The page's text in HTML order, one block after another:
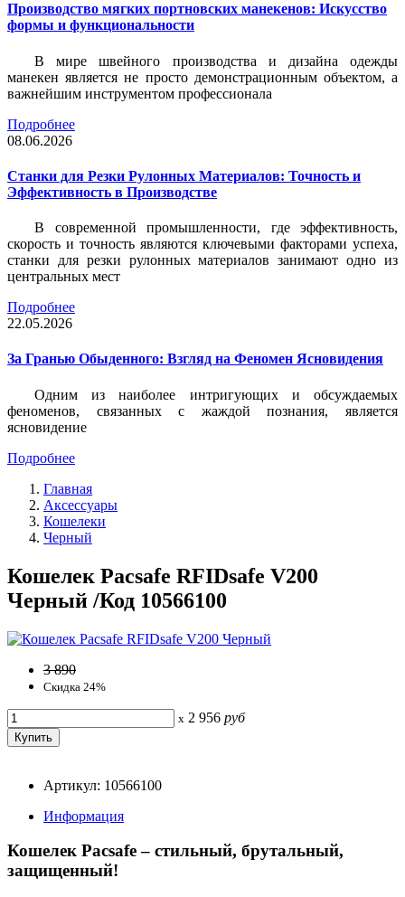
Производство мягких портновских манекенов: Искусство
формы и функциональности
В мире швейного производства и дизайна одежды
манекен является не просто демонстрационным объектом, а
важнейшим инструментом профессионала
Подробнее
08.06.2026
Станки для Резки Рулонных Материалов: Точность и
Эффективность в Производстве
В современной промышленности, где эффективность,
скорость и точность являются ключевыми факторами успеха,
станки для резки рулонных материалов занимают одно из
центральных мест
Подробнее
22.05.2026
За Гранью Обыденного: Взгляд на Феномен Ясновидения
Одним из наиболее интригующих и обсуждаемых
феноменов, связанных с жаждой познания, является
ясновидение
Подробнее
Главная
Аксессуары
Кошелеки
Черный
Кошелек Pacsafe RFIDsafe V200
Черный /Код 10566100
3 890
Скидка 24%
x 2 956 руб
Артикул: 10566100
Информация
Кошелек Pacsafe – стильный, брутальный,
защищенный!